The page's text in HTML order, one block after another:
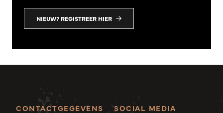
NIEUW? REGISTREER HIER
CONTACTGEGEVENS
SOCIAL MEDIA